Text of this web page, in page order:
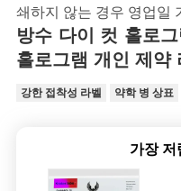
쇄하지 않는 경우 영업일
방수 다이 컷 홀로
홀로그램 개인 제약
강한 접착성 라벨 약학 병 상표
가장 저